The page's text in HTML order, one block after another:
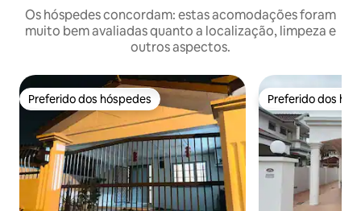
Os hóspedes concordam: estas acomodações foram
muito bem avaliadas quanto a localização, limpeza e
outros aspectos.
Preferido dos hóspedes
Preferido dos hóspedes Preferido dos
Preferido dos